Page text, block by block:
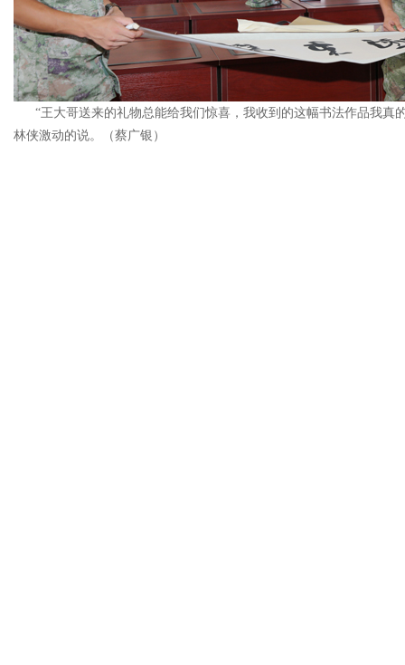
“王大哥送来的礼物总能给我们惊喜，我收到的这幅书法作品我真
林侠激动的说。（蔡广银 ）